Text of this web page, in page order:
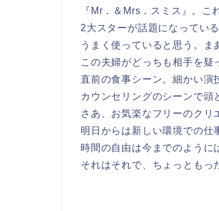
『Mr．＆Mrs．スミス』。こ
2大スターが話題になってい
うまく使っていると思う。ま
この夫婦がどっちも相手を疑
直前の食事シーン。細かい演
カウンセリングのシーンで頭
さあ、お気楽なフリーのクリ
明日からは新しい環境での仕
時間の自由は今までのように
それはそれで、ちょっともっ